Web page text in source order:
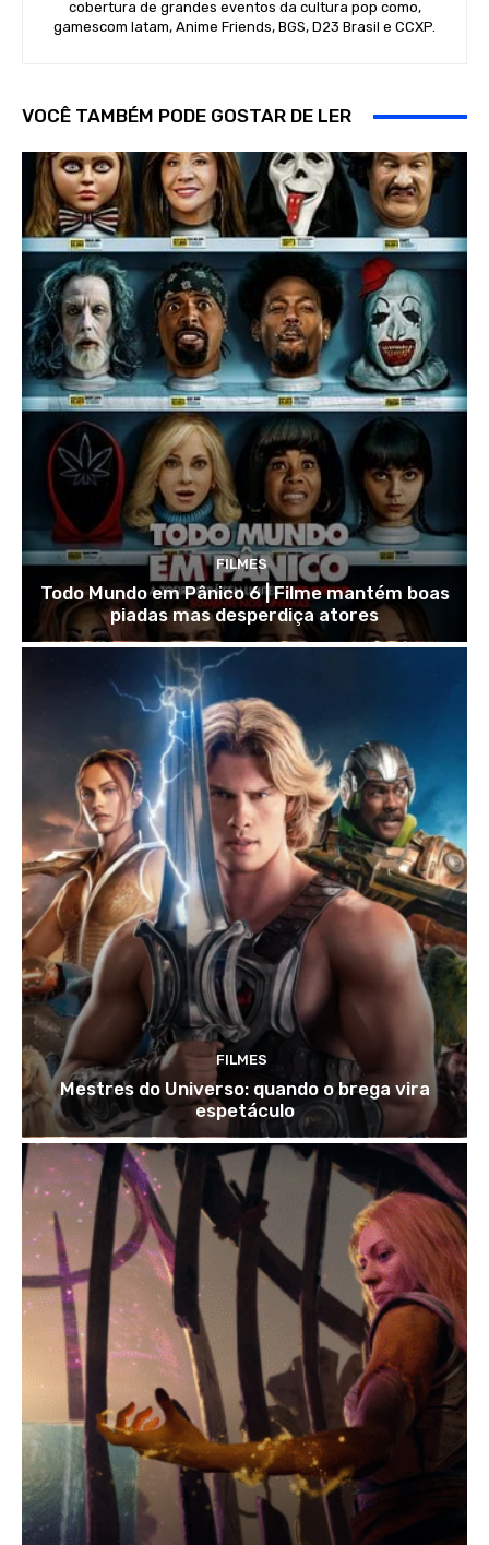
cobertura de grandes eventos da cultura pop como,
gamescom latam, Anime Friends, BGS, D23 Brasil e CCXP.
VOCÊ TAMBÉM PODE GOSTAR DE LER
FILMES
Todo Mundo em Pânico 6 | Filme mantém boas
piadas mas desperdiça atores
FILMES
Mestres do Universo: quando o brega vira
espetáculo